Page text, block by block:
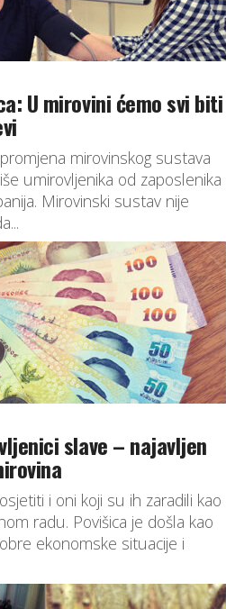
U mirovini ćemo svi biti
mirovinskog sustava
umirovljenika od zaposlenika
Mirovinski sustav nije
slave – najavljen
i oni koji su ih zaradili kao
radu. Povišica je došla kao
ekonomske situacije i